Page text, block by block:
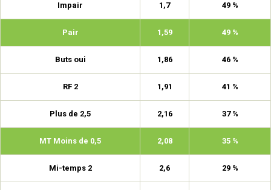
Impair 1,7 49 %
Pair 1,59 49 %
Buts oui 1,86 46 %
RF 2 1,91 41 %
Plus de 2,5 2,16 37 %
MT Moins de 0,5 2,08 35 %
Mi-temps 2 2,6 29 %